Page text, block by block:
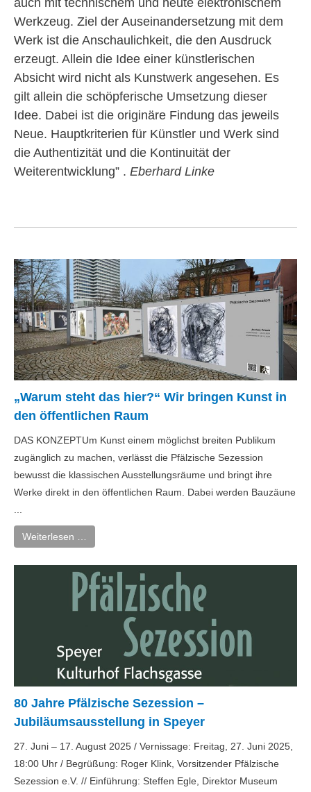
Werkzeug. Ziel der Auseinandersetzung mit dem
Werk ist die Anschaulichkeit, die den Ausdruck
erzeugt. Allein die Idee einer künstlerischen
Absicht wird nicht als Kunstwerk angesehen. Es
gilt allein die schöpferische Umsetzung dieser
Idee. Dabei ist die originäre Findung das jeweils
Neue. Hauptkriterien für Künstler und Werk sind
die Authentizität und die Kontinuität der
Weiterentwicklung” . Eberhard Linke
„Warum steht das hier?“ Wir bringen Kunst in
den öffentlichen Raum
DAS KONZEPTUm Kunst einem möglichst breiten Publikum
zugänglich zu machen, verlässt die Pfälzische Sezession
bewusst die klassischen Ausstellungsräume und bringt ihre
Werke direkt in den öffentlichen Raum. Dabei werden Bauzäune
...
Weiterlesen …
80 Jahre Pfälzische Sezession –
Jubiläumsausstellung in Speyer
27. Juni – 17. August 2025 / Vernissage: Freitag, 27. Juni 2025,
18:00 Uhr / Begrüßung: Roger Klink, Vorsitzender Pfälzische
Sezession e.V. // Einführung: Steffen Egle, Direktor Museum